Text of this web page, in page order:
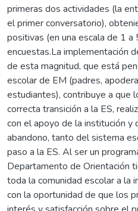
primeras dos actividades (la
el primer conversatorio),
positivas (en una escala de 1
encuestas.La implementación
de esta magnitud, que está
escolar de EM (padres,
estudiantes), contribuye a que
correcta transición a la ES,
con el apoyo de la institución y
abandono, tanto del sistema
paso a la ES. Al ser un
Departamento de Orientación
toda la comunidad escolar a la
con la oportunidad de que los